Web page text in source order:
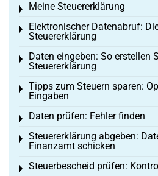
Meine Steuererklärung
Toggle menu
Elektronischer Datenabruf:
Steuererklärung
Toggle menu
Daten eingeben: So erstellen
Steuererklärung
Toggle menu
Tipps zum Steuern sparen:
Eingaben
Toggle menu
Daten prüfen: Fehler finden
Toggle menu
Steuererklärung abgeben:
Finanzamt schicken
Toggle menu
Steuerbescheid prüfen:
Toggle menu